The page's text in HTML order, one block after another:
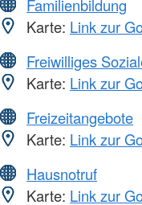
Familienbildung
Karte: Link zur
Freiwilliges
Karte: Link zur
Freizeitangebote
Karte: Link zur
Hausnotruf
Karte: Link zur